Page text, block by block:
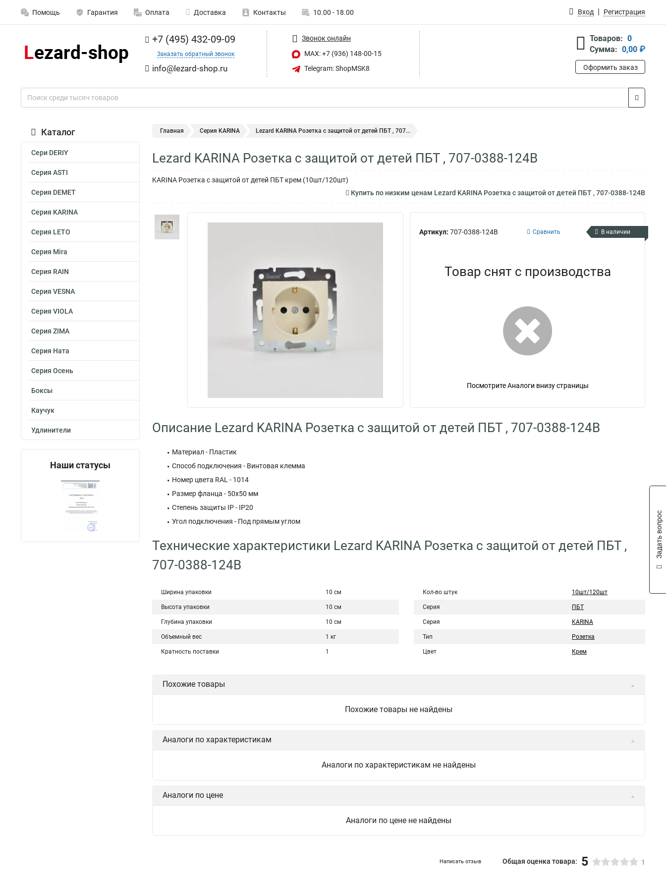
Помощь Гарантия Оплата Доставка Контакты 10.00 - 18.00 Вход Регистрация
+7 (495) 432-09-09
Заказать обратный звонок
info@lezard-shop.ru
Звонок онлайн
MAX: +7 (936) 148-00-15
Telegram: ShopMSK8
Товаров: 0
Сумма: 0,00 ₽
Оформить заказ
Каталог
Сери DERIY
Серия ASTI
Серия DEMET
Серия KARINA
Серия LETO
Серия Mira
Серия RAIN
Серия VESNA
Серия VIOLA
Серия ZIMA
Серия Ната
Серия Осень
Боксы
Каучук
Удлинители
Наши статусы
Главная Серия KARINA Lezard KARINA Розетка с защитой от детей ПБТ , 707...
Lezard KARINA Розетка с защитой от детей ПБТ , 707-0388-124B
KARINA Розетка с защитой от детей ПБТ крем (10шт/120шт)
Купить по низким ценам Lezard KARINA Розетка с защитой от детей ПБТ , 707-0388-124B
Артикул: 707-0388-124B Сравнить В наличии
Товар снят с производства
Посмотрите Аналоги внизу страницы
Описание Lezard KARINA Розетка с защитой от детей ПБТ , 707-0388-124B
Материал - Пластик
Способ подключения - Винтовая клемма
Номер цвета RAL - 1014
Размер фланца - 50х50 мм
Степень защиты IP - IP20
Угол подключения - Под прямым углом
Технические характеристики Lezard KARINA Розетка с защитой от детей ПБТ ,
707-0388-124B
Ширина упаковки 10 см
Высота упаковки 10 см
Глубина упаковки 10 см
Объемный вес 1 кг
Кратность поставки 1
Кол-во штук 10шт/120шт
Серия ПБТ
Серия KARINA
Тип Розетка
Цвет Крем
Похожие товары
Похожие товары не найдены
Аналоги по характеристикам
Аналоги по характеристикам не найдены
Аналоги по цене
Аналоги по цене не найдены
Написать отзыв Общая оценка товара: 5 1
Задать вопрос